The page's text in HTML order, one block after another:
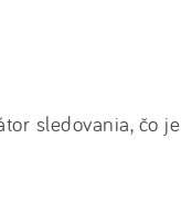
sledovania, čo je